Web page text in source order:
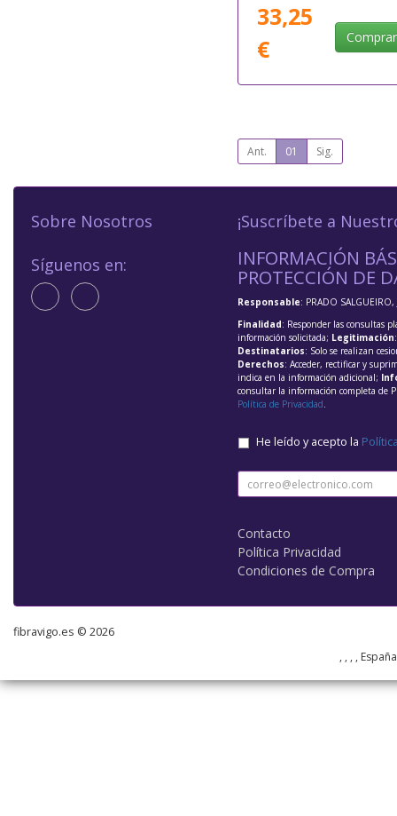
33,25
€
Comprar
Ant. 01 Sig.
Sobre Nosotros
Síguenos en:
¡Suscríbete a
INFORMACIÓN
PROTECCIÓN DE
Responsable: PRADO SALGUEIRO,
Finalidad: Responder las consultas
información solicitada; Legitimación
Destinatarios: Solo se realizan
Derechos: Acceder, rectificar y
indica en la información adicional;
consultar la información completa de
Política de Privacidad.
He leído y acepto la
Contacto
Política Privacidad
Condiciones de Compra
fibravigo.es © 2026
, , , ,